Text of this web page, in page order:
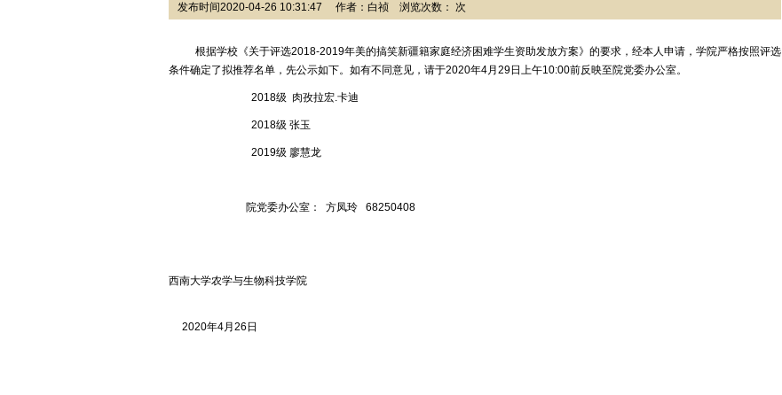
发布时间2020-04-26 10:31:47 作者：白祯 浏览次数： 次
根据学校《关于评选2018-2019年美的搞笑新疆籍家庭经济困难学生资助发放方案》的要求，经本人申请，学院严格按照评选
条件确定了拟推荐名单，先公示如下。如有不同意见，请于2020年4月29日上午10:00前反映至院党委办公室。
2018级 肉孜拉宏.卡迪
2018级 张玉
2019级 廖慧龙
院党委办公室： 方凤玲 68250408
西南大学农学与生物科技学院
2020年4月26日